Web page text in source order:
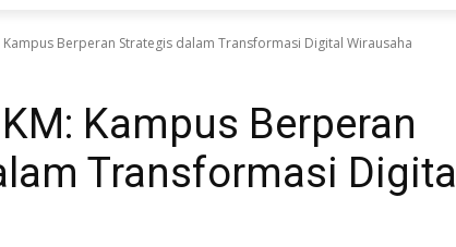
Kampus Berperan Strategis dalam Transformasi Digital Wirausaha
Kampus Berperan
Transformasi Digital